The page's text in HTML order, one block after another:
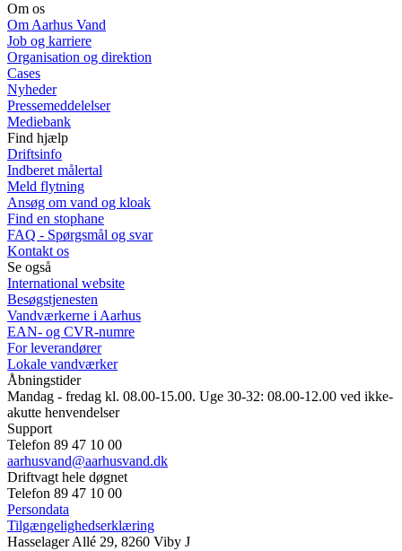
Om os
Om Aarhus Vand
Job og karriere
Organisation og direktion
Cases
Nyheder
Pressemeddelelser
Mediebank
Find hjælp
Driftsinfo
Indberet målertal
Meld flytning
Ansøg om vand og kloak
Find en stophane
FAQ - Spørgsmål og svar
Kontakt os
Se også
International website
Besøgstjenesten
Vandværkerne i Aarhus
EAN- og CVR-numre
For leverandører
Lokale vandværker
Åbningstider
Mandag - fredag kl. 08.00-15.00. Uge 30-32: 08.00-12.00 ved ikke-
akutte henvendelser
Support
Telefon 89 47 10 00
aarhusvand@aarhusvand.dk
Driftvagt hele døgnet
Telefon 89 47 10 00
Persondata
Tilgængelighedserklæring
Hasselager Allé 29, 8260 Viby J